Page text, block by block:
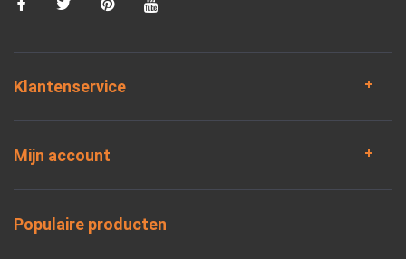
Klantenservice
Mijn account
Populaire producten